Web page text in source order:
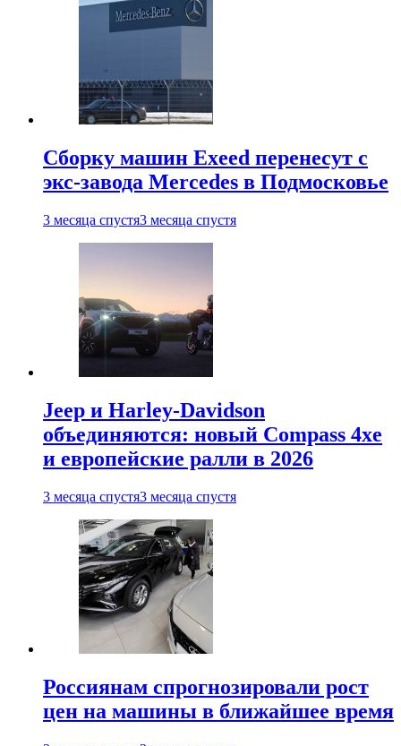
Сборку машин Exeed перенесут с
экс-завода Mercedes в Подмосковье
3 месяца спустя3 месяца спустя
Jeep и Harley-Davidson
объединяются: новый Compass 4xe
и европейские ралли в 2026
3 месяца спустя3 месяца спустя
Россиянам спрогнозировали рост
цен на машины в ближайшее время